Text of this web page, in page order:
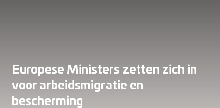
Europese Ministers zetten zich in
voor arbeidsmigratie en
bescherming